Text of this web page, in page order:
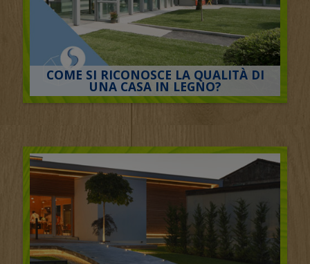
COME SI RICONOSCE LA QUALITÀ DI
UNA CASA IN LEGNO?